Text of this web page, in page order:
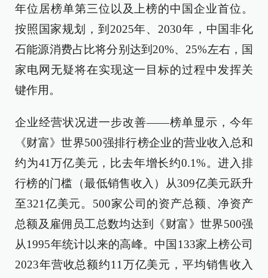
年位居榜单第三位以及上榜的中国企业首位。
按照国家规划，到2025年、2030年，中国非化
石能源消费占比将分别达到20%、25%左右，国
家电网无疑将在实现这一目标的过程中发挥关
键作用。
企业经营状况进一步改善——榜单显示，今年
《财富》世界500强排行榜企业的营业收入总和
约为41万亿美元，比去年增长约0.1%。进入排
行榜的门槛（最低销售收入）从309亿美元跃升
至321亿美元。500家公司的资产总额、净资产
总额及雇佣员工总数均达到《财富》世界500强
从1995年统计以来的高峰。中国133家上榜公司
2023年营收总额约11万亿美元，平均销售收入